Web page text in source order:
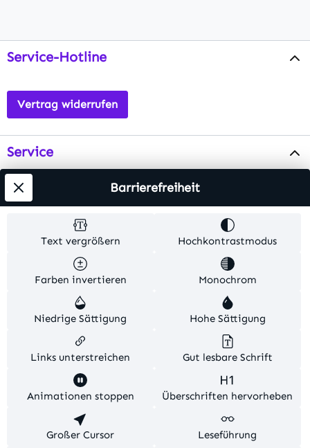
Service-Hotline
Vertrag widerrufen
Service
Info
Alle Preise inkl. gesetzl. Mehrwertsteuer zzgl.
Versandkosten . Alle Artikelangaben sind
Herstellerangaben und ohne Gewähr.
© 2026 MKV24 – Alle Rechte vorbehalten. Theme by
TC-Innovations
Text vergrößern Hochkontrastmodus
Farben invertieren Monochrom
Niedrige Sättigung Hohe Sättigung
Links unterstreichen Gut lesbare Schrift
Animationen stoppen Überschriften hervorheben
Großer Cursor Leseführung
Barrierefreiheit
Diese Website verwendet Cookies, um eine bestmögliche
Erfahrung bieten zu können.
Nur technisch notwendige
Konfigurieren